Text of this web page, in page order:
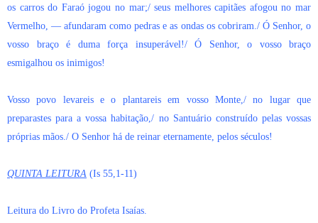
os carros do Faraó jogou no mar;/ seus melhores capitães afogou no mar
Vermelho, — afundaram como pedras e as ondas os cobriram./ Ó Senhor, o
vosso braço é duma força insuperável!/ Ó Senhor, o vosso braço
esmigalhou os inimigos!
Vosso povo levareis e o plantareis em vosso Monte,/ no lugar que
preparastes para a vossa habitação,/ no Santuário construído pelas vossas
próprias mãos./ O Senhor há de reinar eternamente, pelos séculos!
QUINTA LEITURA (Is 55,1-11)
Leitura do Livro do Profeta Isaías.